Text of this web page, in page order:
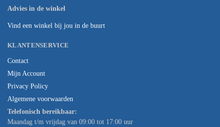
Advies in de winkel
Vind een winkel bij jou in de buurt
KLANTENSERVICE
Contact
Mijn Account
Privacy Policy
Algemene voorwaarden
Telefonisch bereikbaar:
Maandag t/m vrijdag van 09:00 tot 17:00 uur